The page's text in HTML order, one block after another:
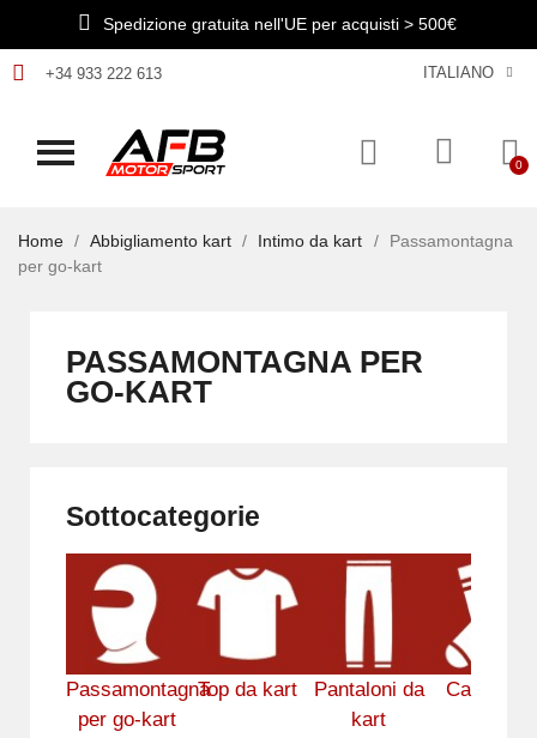
Spedizione gratuita nell'UE per acquisti > 500€
+34 933 222 613 ITALIANO
Home Abbigliamento kart Intimo da kart
Passamontagna
per go-kart
PASSAMONTAGNA PER
GO-KART
Sottocategorie
Passamontagna
per go-kart
Top da kart
Pantaloni da
kart
Calzini da